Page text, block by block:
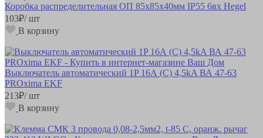
Коробка распределительная ОП 85х85х40мм IP55 6вх Hegel
103₽/ шт
В корзину
Выключатель автоматический 1P 16А (C) 4,5kA ВА 47-63
PROxima EKF
213₽/ шт
В корзину